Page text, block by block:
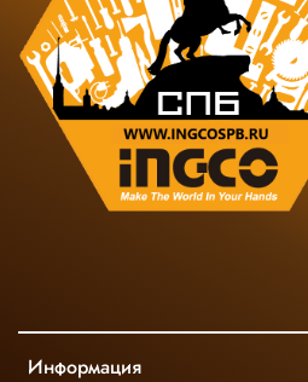
Информация